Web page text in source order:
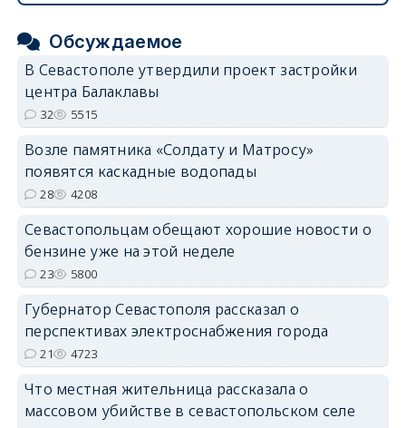
Обсуждаемое
В Севастополе утвердили проект застройки
центра Балаклавы
32 5515
Возле памятника «Солдату и Матросу»
появятся каскадные водопады
28 4208
Севастопольцам обещают хорошие новости о
бензине уже на этой неделе
23 5800
Губернатор Севастополя рассказал о
перспективах электроснабжения города
21 4723
Что местная жительница рассказала о
массовом убийстве в севастопольском селе